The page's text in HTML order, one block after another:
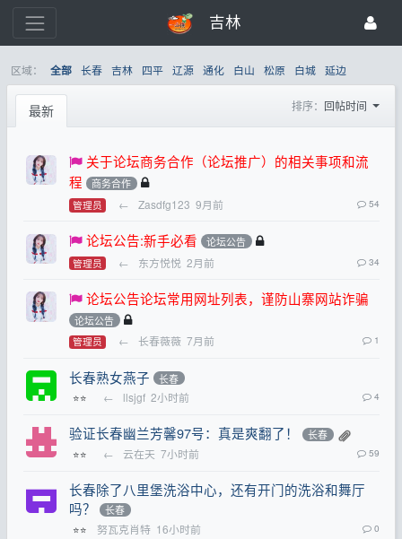
吉林
区域： 全部 长春 吉林 四平 辽源 通化 白山 松原 白城 延边
最新 排序： 回帖时间
关于论坛商务合作（论坛推广）的相关事项和流
程
商务合作
管理员 ← Zasdfg123 9月前 54
论坛公告:新手必看 论坛公告
管理员 ← 东方悦悦 2月前 34
论坛公告论坛常用网址列表，谨防山寨网站诈骗
论坛公告
管理员 ← 长春薇薇 7月前 1
长春熟女燕子 长春
⭐⭐ ← llsjgf 2小时前 4
验证长春幽兰芳馨97号：真是爽翻了！ 长春
⭐⭐ ← 云在天 7小时前 59
长春除了八里堡洗浴中心，还有开门的洗浴和舞厅
吗？
长春
⭐⭐ 努瓦克肖特 16小时前 0